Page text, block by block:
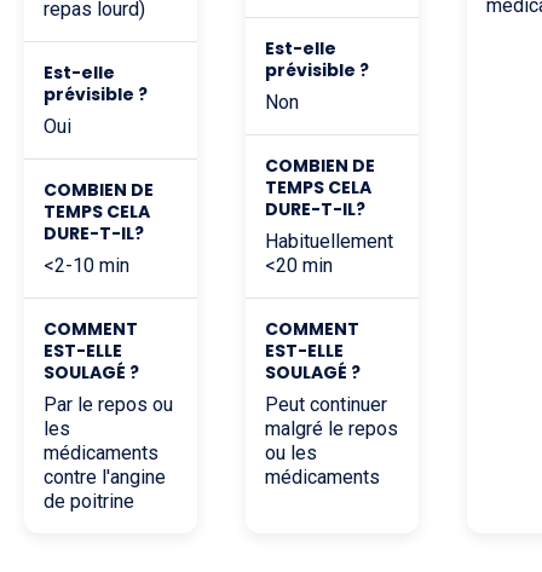
repas lourd)
est-elle
prévisible ?
Oui
COMBIEN DE
TEMPS CELA
DURE-T-IL?
<2-10 min
COMMENT
EST-ELLE
SOULAGÉ ?
Par le repos ou
les
médicaments
contre l'angine
de poitrine
est-elle
prévisible ?
Non
COMBIEN DE
TEMPS CELA
DURE-T-IL?
Habituellement
<20 min
COMMENT
EST-ELLE
SOULAGÉ ?
Peut continuer
malgré le repos
ou les
médicaments